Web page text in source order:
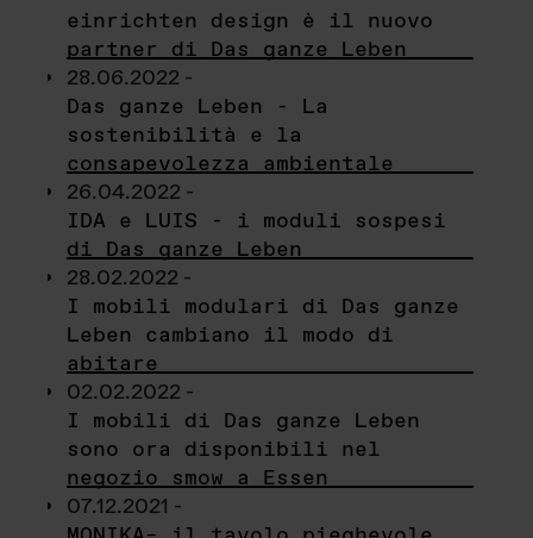
einrichten design è il nuovo
partner di Das ganze Leben
28.06.2022 -
Das ganze Leben - La
sostenibilità e la
consapevolezza ambientale
26.04.2022 -
IDA e LUIS - i moduli sospesi
di Das ganze Leben
28.02.2022 -
I mobili modulari di Das ganze
Leben cambiano il modo di
abitare
02.02.2022 -
I mobili di Das ganze Leben
sono ora disponibili nel
negozio smow a Essen
07.12.2021 -